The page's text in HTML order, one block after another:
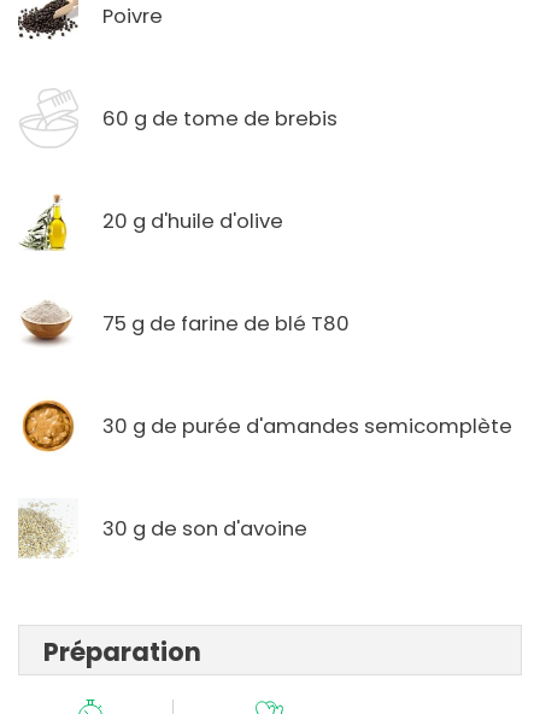
Poivre
60 g de tome de brebis
20 g d'huile d'olive
75 g de farine de blé T80
30 g de purée d'amandes semicomplète
30 g de son d'avoine
Préparation